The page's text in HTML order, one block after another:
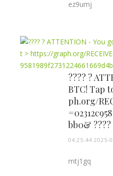
ez9umj
???? ?
BTC! Tap
ph.org/
bb0& ????
04:25:44 2025-
mtj1gq